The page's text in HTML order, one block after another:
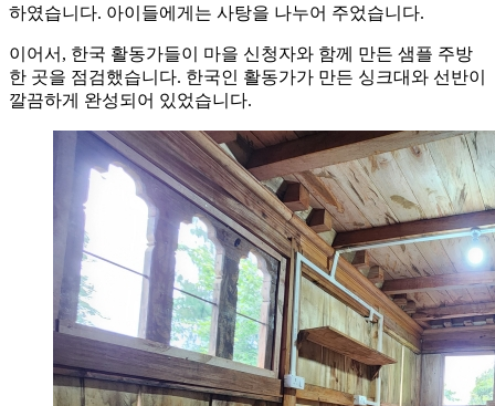
하였습니다. 아이들에게는 사탕을 나누어 주었습니다.
이어서, 한국 활동가들이 마을 신청자와 함께 만든 샘플 주방
한 곳을 점검했습니다. 한국인 활동가가 만든 싱크대와 선반이
깔끔하게 완성되어 있었습니다.